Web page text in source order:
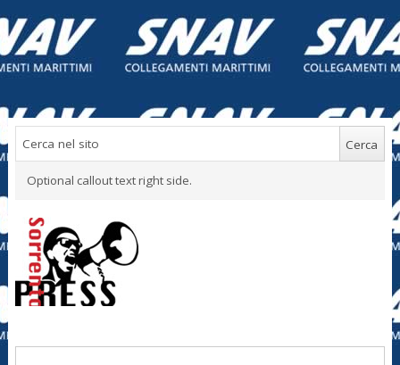
Optional callout text right side.